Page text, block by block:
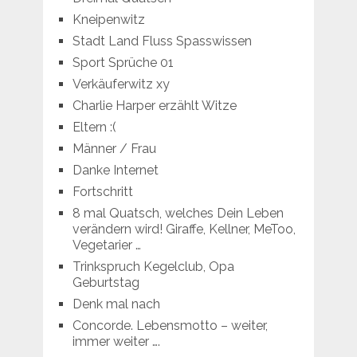
Kneipenwitz
Stadt Land Fluss Spasswissen
Sport Sprüche 01
Verkäuferwitz xy
Charlie Harper erzählt Witze
Eltern :(
Männer / Frau
Danke Internet
Fortschritt
8 mal Quatsch, welches Dein Leben
verändern wird! Giraffe, Kellner, MeToo,
Vegetarier …
Trinkspruch Kegelclub, Opa
Geburtstag
Denk mal nach
Concorde. Lebensmotto – weiter,
immer weiter ….